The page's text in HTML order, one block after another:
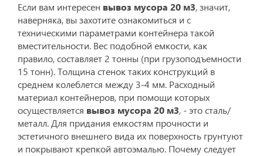
Если вам интересен вывоз мусора 20 м3, значит,
наверняка, вы захотите ознакомиться и с
техническими параметрами контейнера такой
вместительности. Вес подобной емкости, как
правило, составляет 2 тонны (при грузоподъемности
15 тонн). Толщина стенок таких конструкций в
среднем колеблется между 3-4 мм. Расходный
материал контейнеров, при помощи которых
осуществляется вывоз мусора 20 м3, - это сталь/
металл. Для придания емкостям прочности и
эстетичного внешнего вида их поверхность грунтуют
и покрывают крепкой автоэмалью. Почему следует